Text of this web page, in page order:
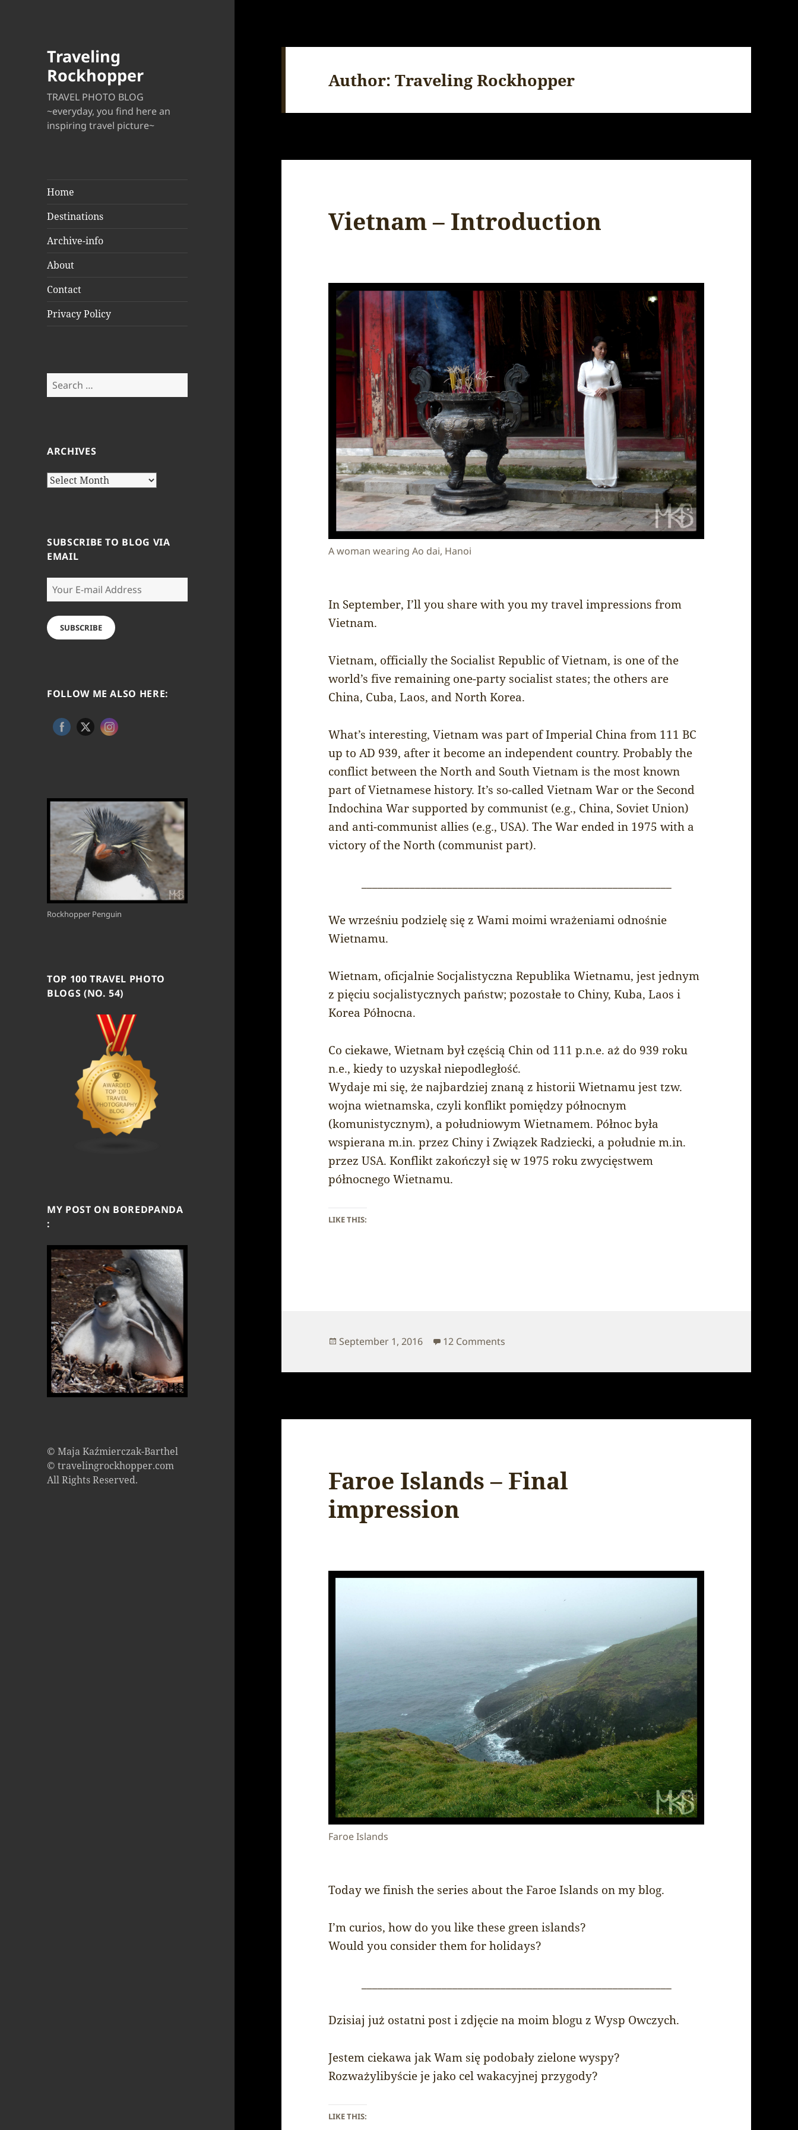
Traveling
Rockhopper
TRAVEL PHOTO BLOG
~everyday, you find here an
inspiring travel picture~
Home
Destinations
Archive-info
About
Contact
Privacy Policy
Search
for:
ARCHIVES
Archives
SUBSCRIBE TO BLOG VIA
EMAIL
Your
E-
mail
Address
SUBSCRIBE
FOLLOW ME ALSO HERE:
Rockhopper Penguin
TOP 100 TRAVEL PHOTO
BLOGS (NO. 54)
MY POST ON BOREDPANDA
:
© Maja Kaźmierczak-Barthel
© travelingrockhopper.com
All Rights Reserved.
Author:Traveling Rockhopper
Vietnam – Introduction
A woman wearing Ao dai, Hanoi
In September, I’ll you share with you my travel impressions from
Vietnam.
Vietnam, officially the Socialist Republic of Vietnam, is one of the
world’s five remaining one-party socialist states; the others are
China, Cuba, Laos, and North Korea.
What’s interesting, Vietnam was part of Imperial China from 111 BC
up to AD 939, after it become an independent country. Probably the
conflict between the North and South Vietnam is the most known
part of Vietnamese history. It’s so-called Vietnam War or the Second
Indochina War supported by communist (e.g., China, Soviet Union)
and anti-communist allies (e.g., USA). The War ended in 1975 with a
victory of the North (communist part).
We wrześniu podzielę się z Wami moimi wrażeniami odnośnie
Wietnamu.
Wietnam, oficjalnie Socjalistyczna Republika Wietnamu, jest jednym
z pięciu socjalistycznych państw; pozostałe to Chiny, Kuba, Laos i
Korea Północna.
Co ciekawe, Wietnam był częścią Chin od 111 p.n.e. aż do 939 roku
n.e., kiedy to uzyskał niepodległość.
Wydaje mi się, że najbardziej znaną z historii Wietnamu jest tzw.
wojna wietnamska, czyli konflikt pomiędzy północnym
(komunistycznym), a południowym Wietnamem. Północ była
wspierana m.in. przez Chiny i Związek Radziecki, a południe m.in.
przez USA. Konflikt zakończył się w 1975 roku zwycięstwem
północnego Wietnamu.
LIKE THIS:
Posted
September 1, 2016 12 Comments
Faroe Islands – Final
impression
Faroe Islands
Today we finish the series about the Faroe Islands on my blog.
I’m curios, how do you like these green islands?
Would you consider them for holidays?
Dzisiaj już ostatni post i zdjęcie na moim blogu z Wysp Owczych.
Jestem ciekawa jak Wam się podobały zielone wyspy?
Rozważylibyście je jako cel wakacyjnej przygody?
LIKE THIS: